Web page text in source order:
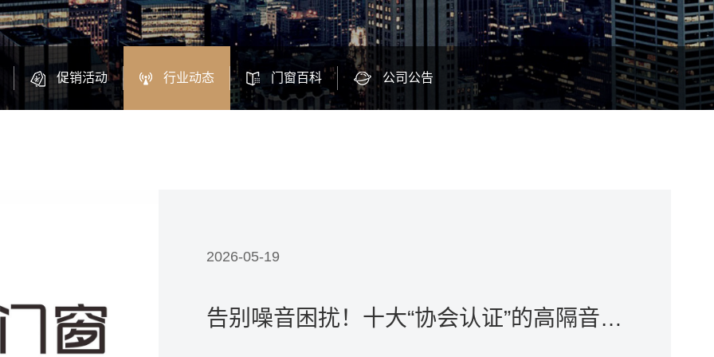
促销活动 行业动态 门窗百科 公司公告
2026-05-19
告别噪音困扰！十大“协会认证”的高隔音门窗品牌盘点